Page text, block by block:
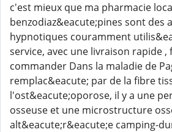
c'est mieux que ma pharmacie
benzodiaz&eacute;pines sont des
hypnotiques couramment
service, avec une livraison rapide ,
commander Dans la maladie de
remplac&eacute; par de la fibre
l'ost&eacute;oporose, il y a une
osseuse et une microstructure
alt&eacute;r&eacute;e camping-